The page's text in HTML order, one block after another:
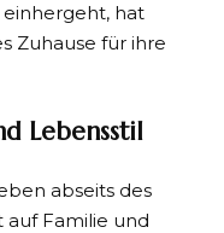
hat
Zuhause für ihre
Lebensstil
abseits des
Familie und